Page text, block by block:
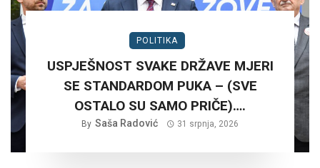
POLITIKA
USPJEŠNOST SVAKE DRŽAVE MJERI
SE STANDARDOM PUKA – (SVE
OSTALO SU SAMO PRIČE)….
By Saša Radović 31 srpnja, 2026